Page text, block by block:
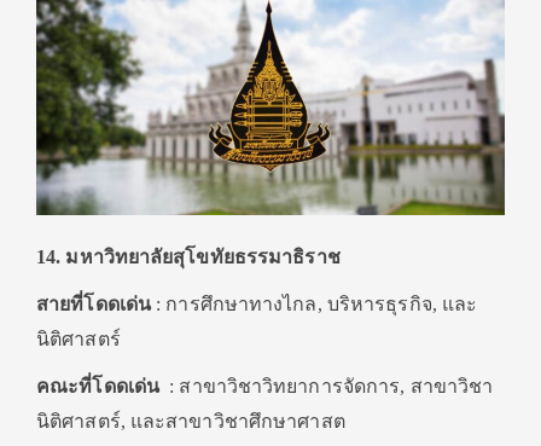
14. มหาวิทยาลัยสุโขทัยธรรมาธิราช
สายที่โดดเด่น: การศึกษาทางไกล, บริหารธุรกิจ, และ
นิติศาสตร์
คณะที่โดดเด่น: สาขาวิชาวิทยาการจัดการ, สาขาวิชา
นิติศาสตร์, และสาขาวิชาศึกษาศาสต